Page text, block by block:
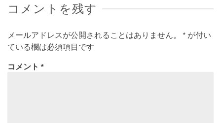
コメントを残す
メールアドレスが公開されることはありません。 * が付い
ている欄は必須項目です
コメント *